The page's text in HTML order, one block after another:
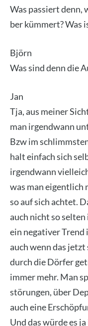
Was pas­siert denn,
ber küm­mert? Was
Björn
Was sind denn die
Jan
Tja, aus mei­ner
man irgend­wann
Bzw im
halt ein­fach sich
irgend­wann
was man eigent­lich
so auf sich ach­tet.
auch nicht so
ein nega­ti­ver Trend
auch wenn das
durch die Dör­fer
immer mehr. Man
stö­run­gen, über
auch eine
Und das wür­de es